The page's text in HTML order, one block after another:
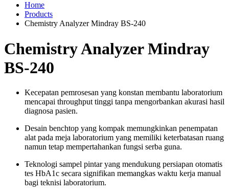
Home
Products
Chemistry Analyzer Mindray BS-240
Chemistry Analyzer Mindray
BS-240
Kecepatan pemrosesan yang konstan membantu laboratorium
mencapai throughput tinggi tanpa mengorbankan akurasi hasil
diagnosa pasien.
Desain benchtop yang kompak memungkinkan penempatan
alat pada meja laboratorium yang memiliki keterbatasan ruang
namun tetap mempertahankan fungsi serba guna.
Teknologi sampel pintar yang mendukung persiapan otomatis
tes HbA1c secara signifikan memangkas waktu kerja manual
bagi teknisi laboratorium.